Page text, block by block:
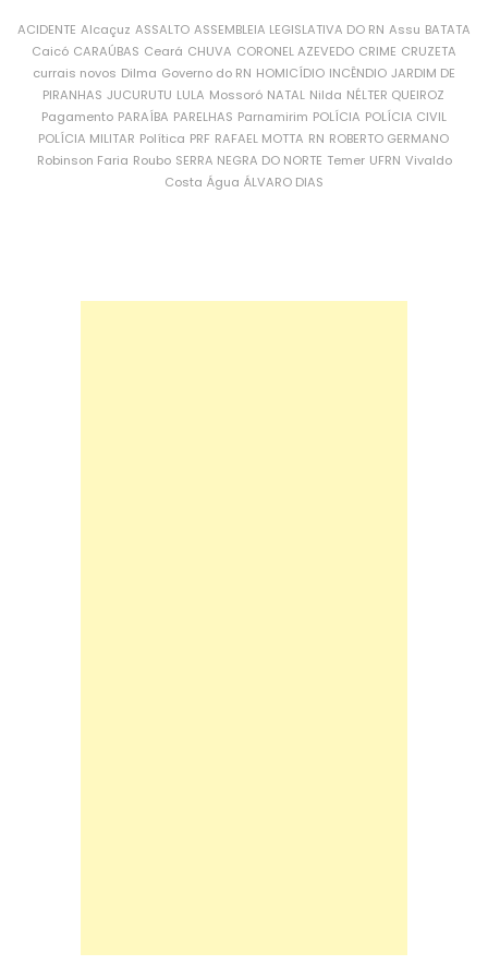
ACIDENTE Alcaçuz ASSALTO ASSEMBLEIA LEGISLATIVA DO RN Assu BATATA
Caicó CARAÚBAS Ceará CHUVA CORONEL AZEVEDO CRIME CRUZETA
currais novos Dilma Governo do RN HOMICÍDIO INCÊNDIO JARDIM DE
PIRANHAS JUCURUTU LULA Mossoró NATAL Nilda NÉLTER QUEIROZ
Pagamento PARAÍBA PARELHAS Parnamirim POLÍCIA POLÍCIA CIVIL
POLÍCIA MILITAR Política PRF RAFAEL MOTTA RN ROBERTO GERMANO
Robinson Faria Roubo SERRA NEGRA DO NORTE Temer UFRN Vivaldo
Costa Água ÁLVARO DIAS